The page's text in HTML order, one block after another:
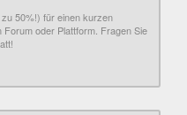
50%!) für einen kurzen
oder Plattform. Fragen Sie